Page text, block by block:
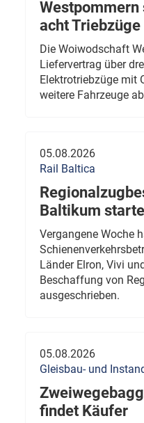
Westpommern
acht Triebzüge
Die Woiwodschaft
Liefervertrag über
Elektrotriebzüge mit
weitere Fahrzeuge
05.08.2026
Rail Baltica
Baltikum
Vergangene Woche
Länder Elron, Vivi
Beschaffung von
ausgeschrieben.
05.08.2026
Gleisbau- und
findet Käufer